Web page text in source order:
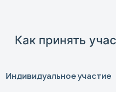
Как принять
Индивидуальное участие